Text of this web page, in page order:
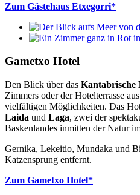
Zum Gästehaus Etxegorri*
Gametxo Hotel
Den Blick über das Kantabrische
Zimmers oder der Hotelterrasse
vielfältigen Möglichkeiten. Das
Laida und Laga, zwei der
Baskenlandes inmitten der Natur
Gernika, Lekeitio, Mundaka und
Katzensprung entfernt.
Zum Gametxo Hotel*